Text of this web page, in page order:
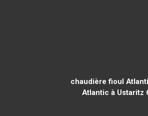
chaudière fioul
Atlantic à Ustaritz